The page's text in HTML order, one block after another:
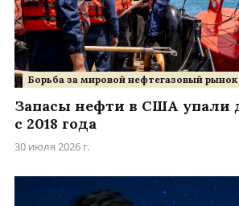
Борьба за мировой нефтегазовый рынок
Запасы нефти в США упали
с 2018 года
30 июля 2026 г.